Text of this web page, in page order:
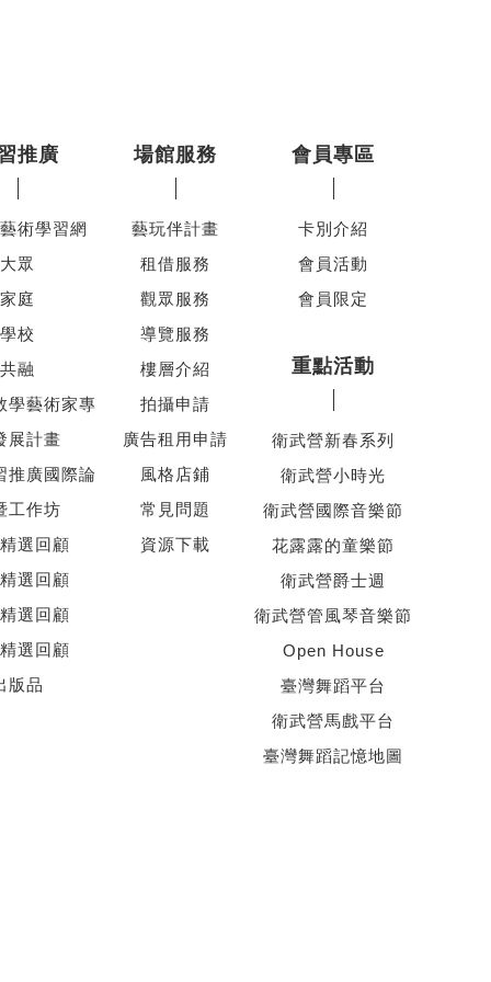
推廣
術學習網
大眾
家庭
學校
共融
學藝術家專
展計畫
推廣國際論
工作坊
選回顧
選回顧
選回顧
選回顧
版品
場館服務
藝玩伴計畫
租借服務
觀眾服務
導覽服務
樓層介紹
拍攝申請
廣告租用申請
風格店鋪
常見問題
資源下載
會員專區
卡別介紹
會員活動
會員限定
重點活動
衛武營新春系列
衛武營小時光
衛武營國際音樂節
花露露的童樂節
衛武營爵士週
衛武營管風琴音樂節
Open House
臺灣舞蹈平台
衛武營馬戲平台
臺灣舞蹈記憶地圖